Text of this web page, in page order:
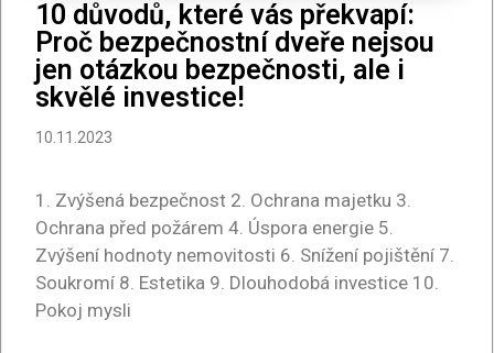
10 důvodů, které vás překvapí:
Proč bezpečnostní dveře nejsou
jen otázkou bezpečnosti, ale i
skvělé investice!
10.11.2023
1. Zvýšená bezpečnost 2. Ochrana majetku 3.
Ochrana před požárem 4. Úspora energie 5.
Zvýšení hodnoty nemovitosti 6. Snížení pojištění 7.
Soukromí 8. Estetika 9. Dlouhodobá investice 10.
Pokoj mysli